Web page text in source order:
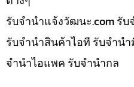
รับจํานําแจ้งวัฒนะ.com รับ
รับจำนำสินค้าไอที รับจำน
จำนำไอแพค รับจำนำกล